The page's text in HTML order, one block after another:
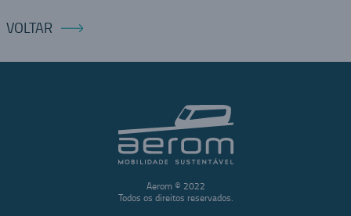
VOLTAR
Aerom © 2022
Todos os direitos reservados.